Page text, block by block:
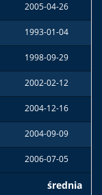
2005-04-26
1993-01-04
1998-09-29
2002-02-12
2004-12-16
2004-09-09
2006-07-05
średnia